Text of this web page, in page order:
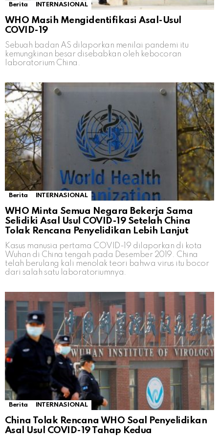
Berita INTERNASIONAL
WHO Masih Mengidentifikasi Asal-Usul
COVID-19
Sebuah badan AS dilaporkan menilai pandemi itu
kemungkinan besar disebabkan oleh kebocoran
laboratorium China.
Berita INTERNASIONAL
WHO Minta Semua Negara Bekerja Sama
Selidiki Asal Usul COVID-19 Setelah China
Tolak Rencana Penyelidikan Lebih Lanjut
Kasus manusia pertama COVID-19 dilaporkan di kota
Wuhan di China tengah pada Desember 2019. China
telah berulang kali menolak teori bahwa virus itu bocor
dari salah satu laboratoriumnya.
Berita INTERNASIONAL
China Tolak Rencana WHO Soal Penyelidikan
Asal Usul COVID-19 Tahap Kedua